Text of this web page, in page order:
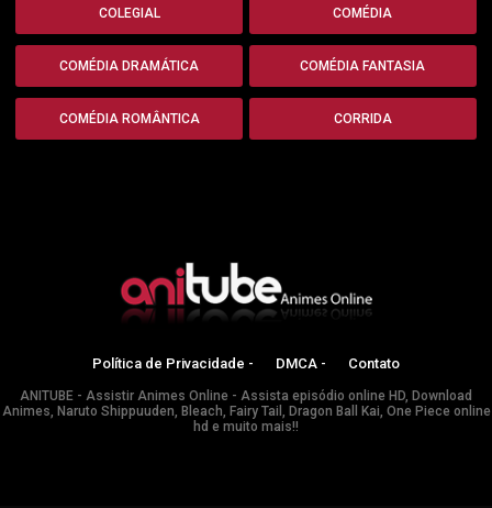
COLEGIAL COMÉDIA
COMÉDIA DRAMÁTICA COMÉDIA FANTASIA
COMÉDIA ROMÂNTICA CORRIDA
Política de Privacidade - DMCA - Contato
ANITUBE - Assistir Animes Online - Assista episódio online HD, Download
Animes, Naruto Shippuuden, Bleach, Fairy Tail, Dragon Ball Kai, One Piece online
hd e muito mais!!